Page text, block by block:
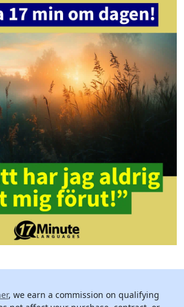
, we earn a commission on qualifying